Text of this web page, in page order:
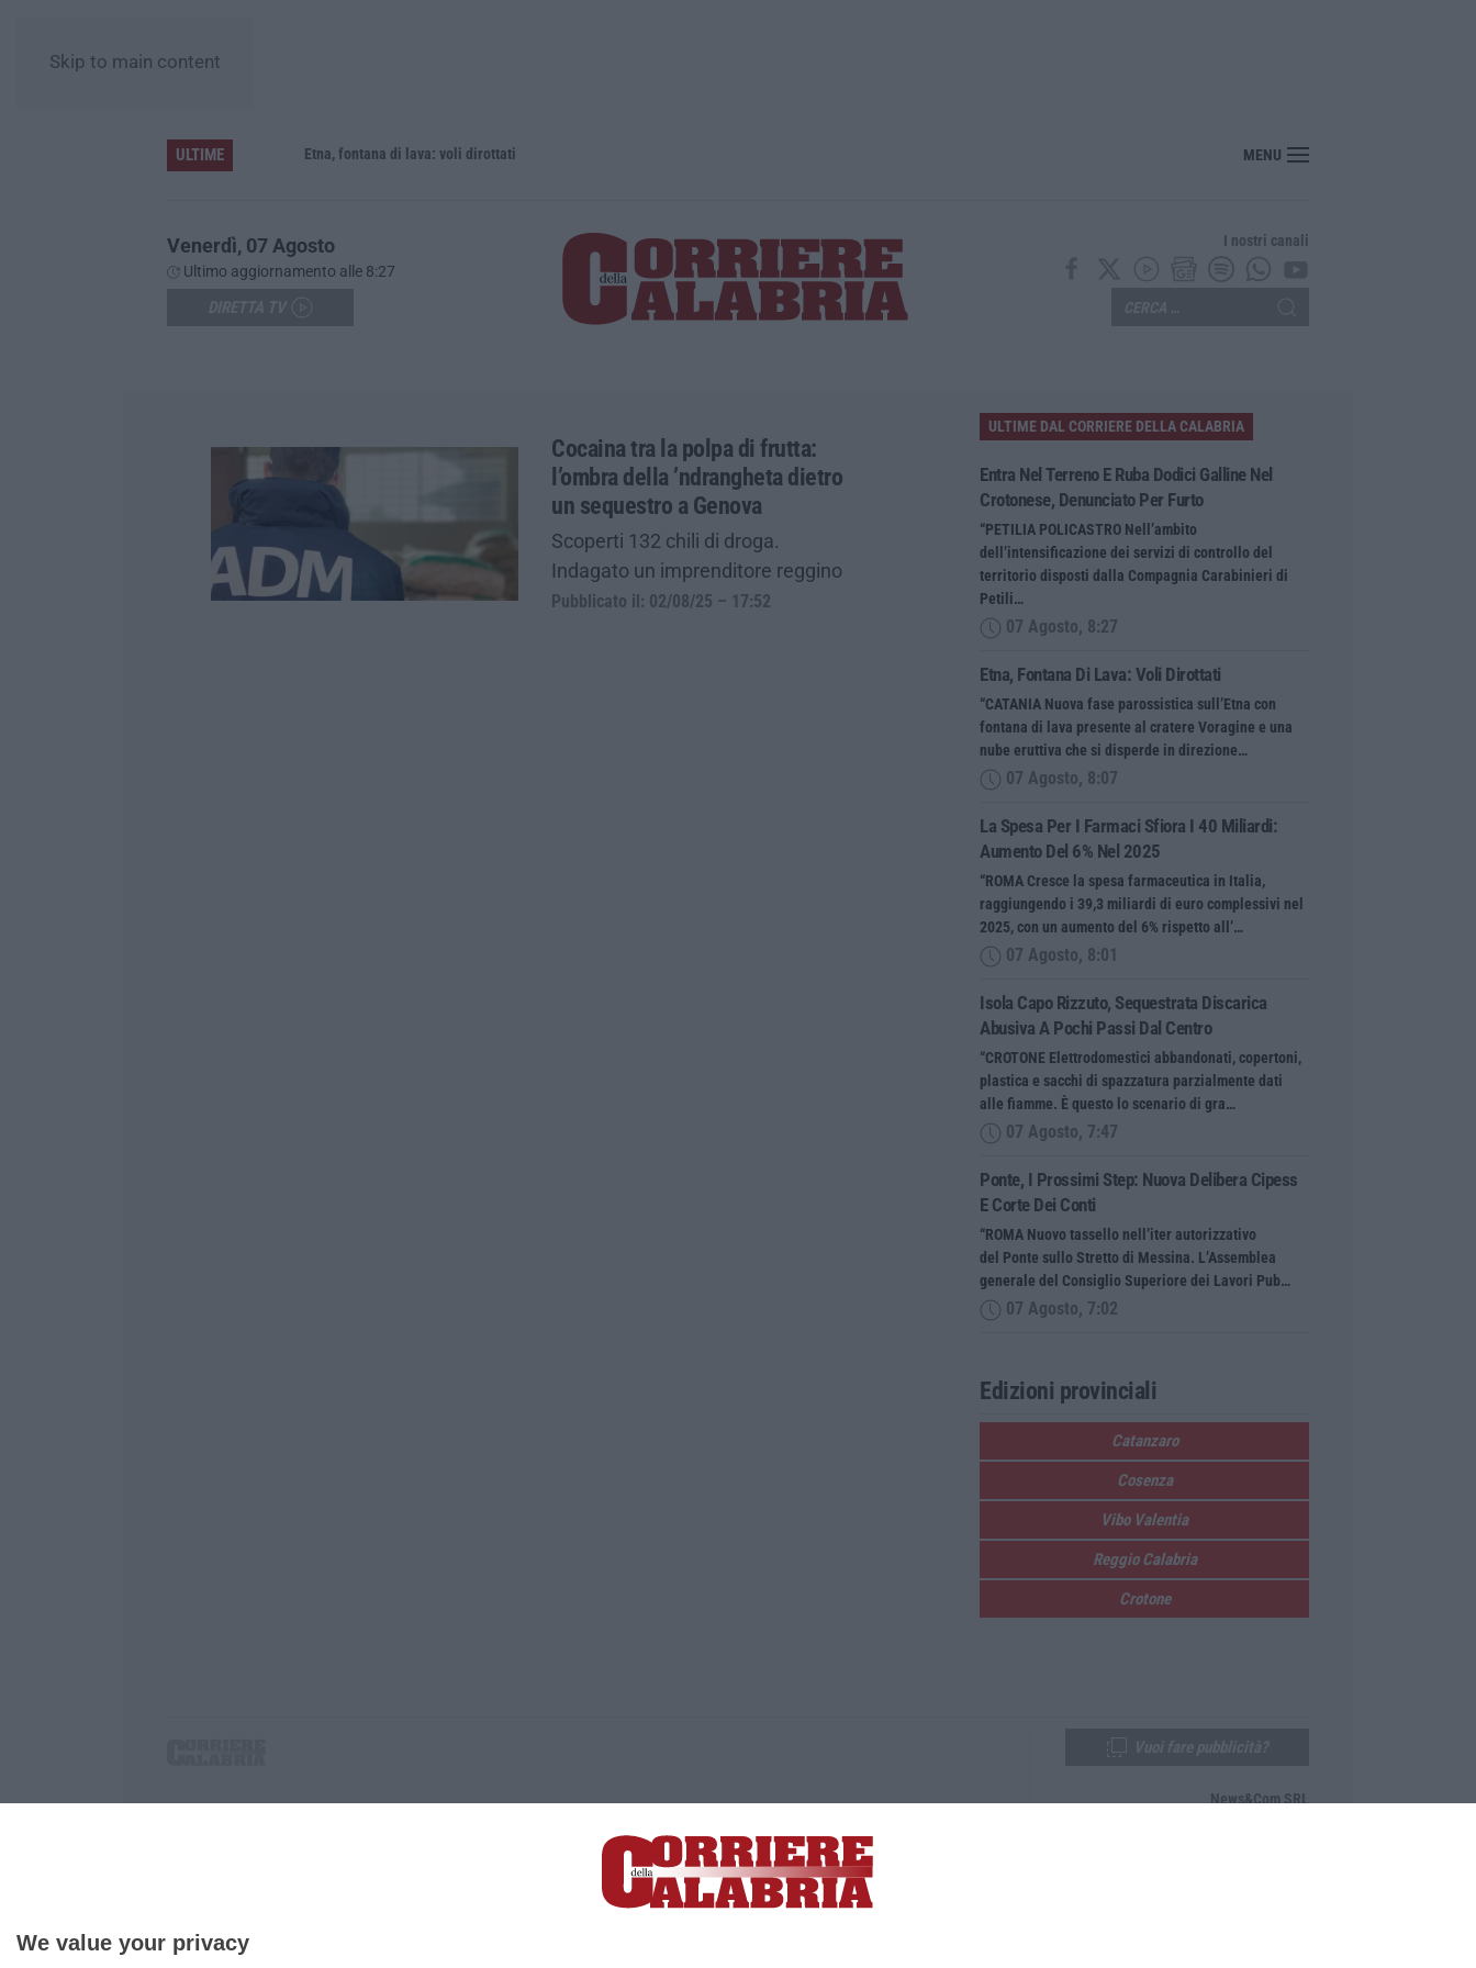
We value your privacy
Skip to main content
ULTIME Etna, fontana di lava: voli dirottati La spesa per i farmaci sfiora i 40 miliardi: aumento del 6% nel 2025
MENU
Venerdì, 07 Agosto
Ultimo aggiornamento alle 8:27
I nostri canali
Cocaina tra la polpa di frutta:
l’ombra della ’ndrangheta dietro
un sequestro a Genova
Scoperti 132 chili di droga.
Indagato un imprenditore reggino
Pubblicato il: 02/08/25 – 17:52
ULTIME DAL CORRIERE DELLA CALABRIA
Entra Nel Terreno E Ruba Dodici Galline Nel
Crotonese, Denunciato Per Furto
“PETILIA POLICASTRO Nell’ambito
dell’intensificazione dei servizi di controllo del
territorio disposti dalla Compagnia Carabinieri di
Petili…
07 Agosto, 8:27
Etna, Fontana Di Lava: Voli Dirottati
“CATANIA Nuova fase parossistica sull’Etna con
fontana di lava presente al cratere Voragine e una
nube eruttiva che si disperde in direzione…
07 Agosto, 8:07
La Spesa Per I Farmaci Sfiora I 40 Miliardi:
Aumento Del 6% Nel 2025
“ROMA Cresce la spesa farmaceutica in Italia,
raggiungendo i 39,3 miliardi di euro complessivi nel
2025, con un aumento del 6% rispetto all’…
07 Agosto, 8:01
Isola Capo Rizzuto, Sequestrata Discarica
Abusiva A Pochi Passi Dal Centro
“CROTONE Elettrodomestici abbandonati, copertoni,
plastica e sacchi di spazzatura parzialmente dati
alle fiamme. È questo lo scenario di gra…
07 Agosto, 7:47
Ponte, I Prossimi Step: Nuova Delibera Cipess
E Corte Dei Conti
“ROMA Nuovo tassello nell’iter autorizzativo
del Ponte sullo Stretto di Messina. L’Assemblea
generale del Consiglio Superiore dei Lavori Pub…
07 Agosto, 7:02
Edizioni provinciali
Catanzaro
Cosenza
Vibo Valentia
Reggio Calabria
Crotone
P.IVA. 03199620794, Via del mare 6/G, S.Eufemia, Lamezia Terme (CZ)
Iscrizione tribunale di Lamezia Terme 5/2011 - Direttore responsabile Paola Militano |Privacy
News&Com SRL